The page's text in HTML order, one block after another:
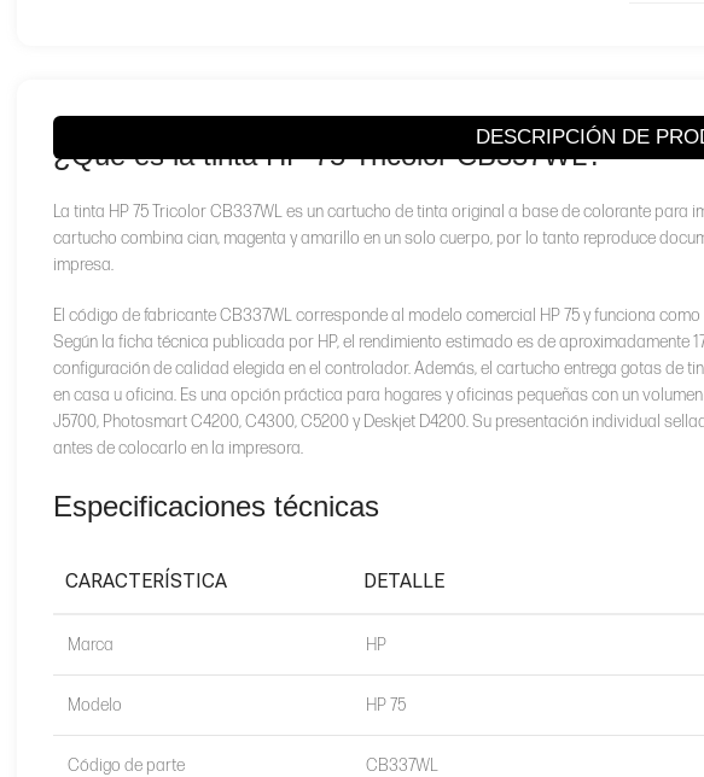
DESCRIPCIÓN DE
¿Qué es la tinta HP 75 Tricolor CB337WL?
La tinta HP 75 Tricolor CB337WL es un cartucho de tinta original a base de colorante para
cartucho combina cian, magenta y amarillo en un solo cuerpo, por lo tanto reproduce
impresa.
El código de fabricante CB337WL corresponde al modelo comercial HP 75 y funciona
Según la ficha técnica publicada por HP, el rendimiento estimado es de aproximadamente
configuración de calidad elegida en el controlador. Además, el cartucho entrega gotas de
en casa u oficina. Es una opción práctica para hogares y oficinas pequeñas con un
J5700, Photosmart C4200, C4300, C5200 y Deskjet D4200. Su presentación individual
antes de colocarlo en la impresora.
Especificaciones técnicas
CARACTERÍSTICA DETALLE
Marca HP
Modelo HP 75
Código de parte CB337WL